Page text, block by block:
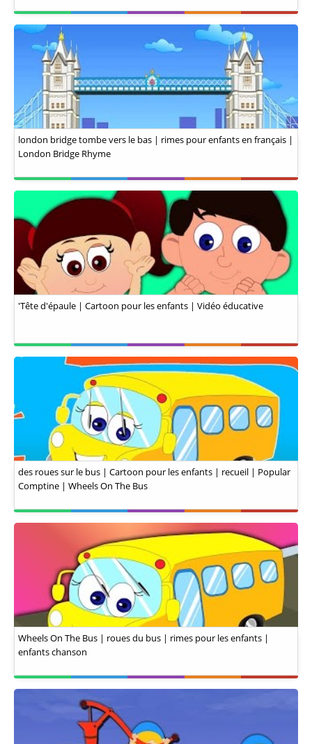
london bridge tombe vers le bas | rimes pour enfants en français |
London Bridge Rhyme
'Tête d'épaule | Cartoon pour les enfants | Vidéo éducative
des roues sur le bus | Cartoon pour les enfants | recueil | Popular
Comptine | Wheels On The Bus
Wheels On The Bus | roues du bus | rimes pour les enfants |
enfants chanson